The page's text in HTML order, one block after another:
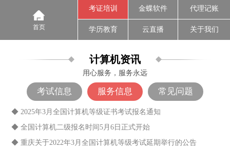
首页
考证培训 金蝶软件 代理记账
学历教育 云直播 关于我们
计算机资讯
用心服务，服务永远
考试信息 服务信息 常见问题
◆ 2025年3月全国计算机等级证书考试报名通知
◆ 全国计算机二级报名时间5月6日正式开始
◆ 重庆关于2022年3月全国计算机等级考试延期举行的公告